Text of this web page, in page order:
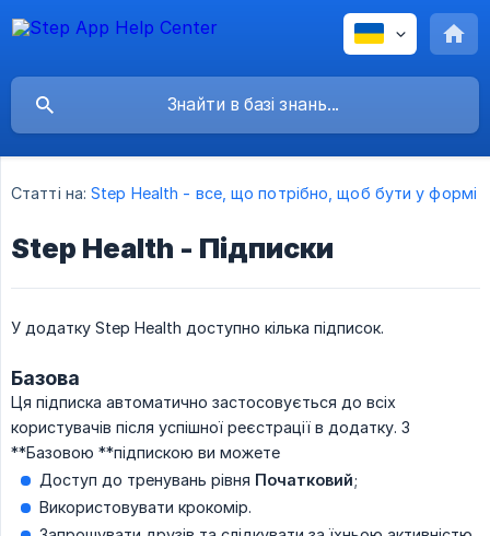
Статті на: Step Health - все, що потрібно, щоб бути у формі
Step Health - Підписки
У додатку Step Health доступно кілька підписок.
Базова
Ця підписка автоматично застосовується до всіх
користувачів після успішної реєстрації в додатку. З
**Базовою **підпискою ви можете
Доступ до тренувань рівня Початковий;
Використовувати крокомір.